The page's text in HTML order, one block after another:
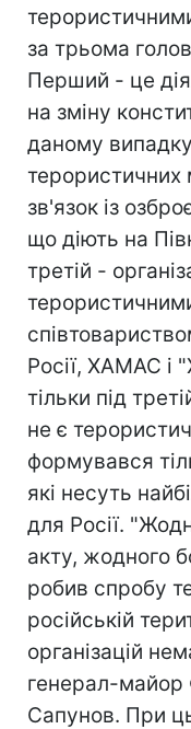
за трьома
Перший - це
на зміну
даному
терористичних
зв'язок із
що діють на
третій -
Росії, ХАМАС і
тільки під
не є
формувався
які несуть
для Росії.
акту, жодного
робив спробу
російській
організацій
генерал-майор
Сапунов. При